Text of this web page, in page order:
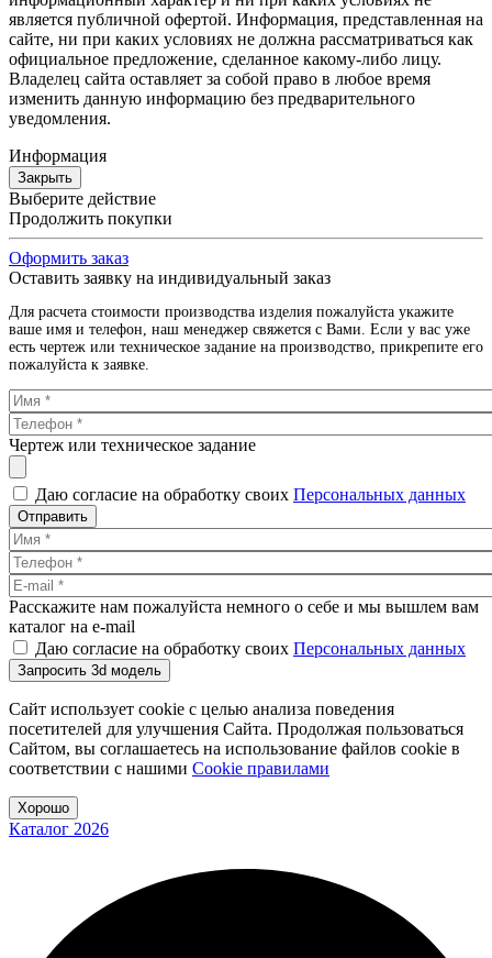
является публичной офертой. Информация, представленная на
сайте, ни при каких условиях не должна рассматриваться как
официальное предложение, сделанное какому-либо лицу.
Владелец сайта оставляет за собой право в любое время
изменить данную информацию без предварительного
уведомления.
Информация
Закрыть
Выберите действие
Продолжить покупки
Оформить заказ
Оставить заявку на индивидуальный заказ
Для расчета стоимости производства изделия пожалуйста укажите
ваше имя и телефон, наш менеджер свяжется с Вами. Если у вас уже
есть чертеж или техническое задание на производство, прикрепите его
пожалуйста к заявке.
Чертеж или техническое задание
Даю согласие на обработку своих Персональных данных
Отправить
Расскажите нам пожалуйста немного о себе и мы вышлем вам
каталог на e-mail
Даю согласие на обработку своих Персональных данных
Запросить 3d модель
Сайт использует cookie с целью анализа поведения
посетителей для улучшения Сайта. Продолжая пользоваться
Сайтом, вы соглашаетесь на использование файлов cookie в
соответствии с нашими Cookiе правилами
Хорошо
Каталог 2026